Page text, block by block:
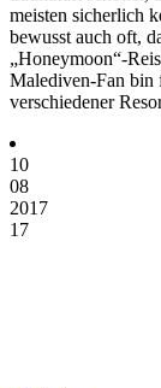
meisten sicherlich
bewusst auch oft,
„Honeymoon“-
Malediven-Fan bin
verschiedener
10
08
2017
17